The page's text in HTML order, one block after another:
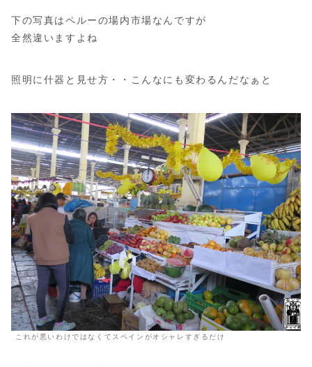
下の写真はペルーの場内市場なんですが
全然違いますよね
照明に什器と見せ方・・こんなにも変わるんだなぁと
これが悪いわけではなくてスペインがオシャレすぎるだけ